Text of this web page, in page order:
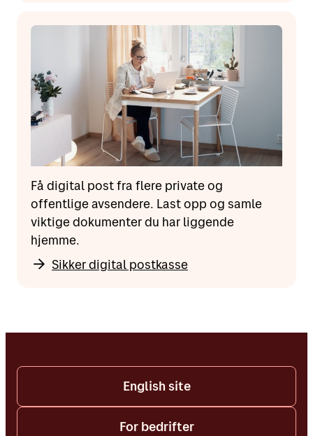
Få digital post fra flere private og
offentlige avsendere. Last opp og samle
viktige dokumenter du har liggende
hjemme.
Sikker digital postkasse
English site
For bedrifter